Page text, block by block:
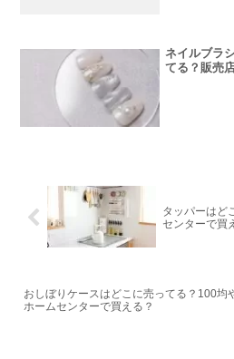
ネイルブラ
てる？販売
タッパーはど
センターで買
おしぼりケースはどこに売ってる？100均
ホームセンターで買える？